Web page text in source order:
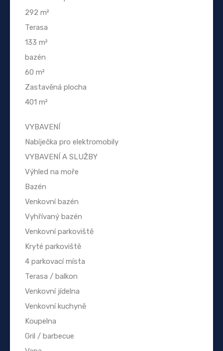
292 m²
Terasa
133 m²
bazén
60 m²
Zastavěná plocha
401 m²
VYBAVENÍ
Nabíječka pro elektromobily
VYBAVENÍ A SLUŽBY
Výhled na moře
Bazén
Venkovní bazén
Vyhřívaný bazén
Venkovní parkoviště
Kryté parkoviště
4 parkovací místa
Terasa / balkon
Venkovní jídelna
Venkovní kuchyně
Koupelna
Gril / barbecue